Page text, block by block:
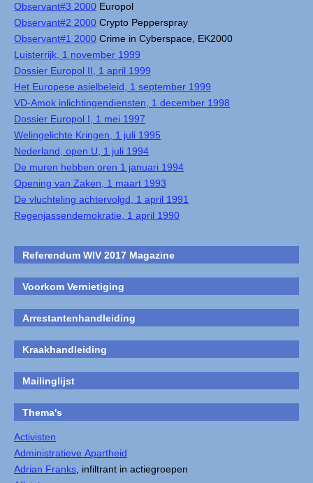
Observant#3 2000 Europol
Observant#2 2000 Crypto Pepperspray
Observant#1 2000 Crime in Cyberspace, EK2000
Luisterrijk, 1 november 1999
Dossier Europol II, 1 april 1999
Het Europese asielbeleid, 1 september 1999
VD-Amok inlichtingendiensten, 1 december 1998
Dossier Europol I, 1 mei 1997
Welingelichte Kringen, 1 juli 1995
Nederland, open U, 1 juli 1994
De muren hebben oren 1 januari 1994
Opening van Zaken, 1 maart 1993
De vluchteling achtervolgd, 1 april 1991
Regenjassendemokratie, 1 april 1990
Referendum WIV 2017 Magazine
Voorkom Vernietiging
Arrestantenhandleiding
Kraakhandleiding
Mailinglijst
Thema's
Activisten
Administratieve Apartheid
Adrian Franks , infiltrant in actiegroepen